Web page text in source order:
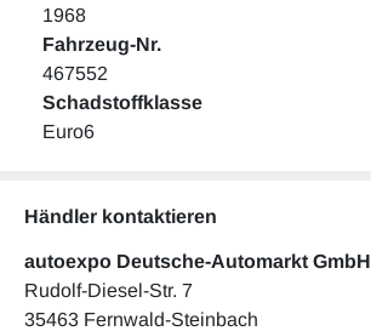
1968
Fahrzeug-Nr.
467552
Schadstoffklasse
Euro6
Händler kontaktieren
autoexpo Deutsche-Automarkt GmbH
Rudolf-Diesel-Str. 7
35463 Fernwald-Steinbach